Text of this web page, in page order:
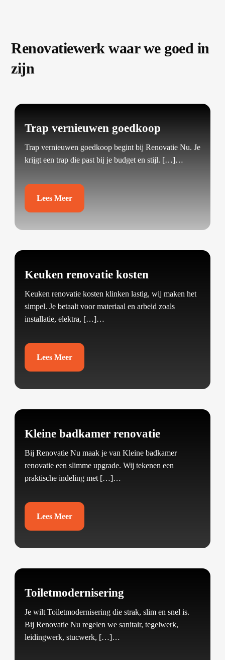
Renovatiewerk waar we goed in
zijn
Trap vernieuwen goedkoop
Trap vernieuwen goedkoop begint bij Renovatie Nu.​ Je
krijgt een trap die past bij je budget en stijl.​ […]…
Lees Meer
Keuken renovatie kosten
Keuken renovatie kosten klinken lastig, wij maken het
simpel.​ Je betaalt voor materiaal en arbeid zoals
installatie, elektra, […]…
Lees Meer
Kleine badkamer renovatie
Bij Renovatie Nu maak je van Kleine badkamer
renovatie een slimme upgrade.​ Wij tekenen een
praktische indeling met […]…
Lees Meer
Toiletmodernisering
Je wilt Toiletmodernisering die strak, slim en snel is.​
Bij Renovatie Nu regelen we sanitair, tegelwerk,
leidingwerk, stucwerk, […]…